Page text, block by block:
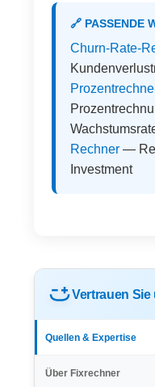
🔗 PASSENDE
Churn-Rate-
Rechner —
Investment
Vertrauen
Quellen & Expertise
Über Fixrechner